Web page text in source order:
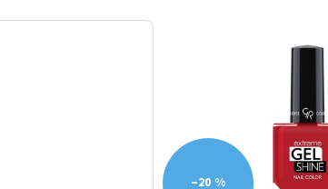
–20 %